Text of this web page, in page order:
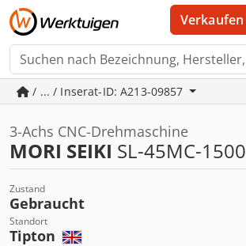
Verkaufen
/ ... / Inserat-ID: A213-09857
3-Achs CNC-Drehmaschine
MORI SEIKI SL-45MC-1500
Zustand
Gebraucht
Standort
Tipton